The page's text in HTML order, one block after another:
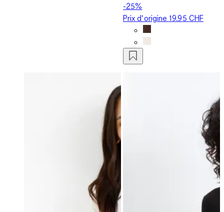
-25%
Prix d‘origine19.95 CHF